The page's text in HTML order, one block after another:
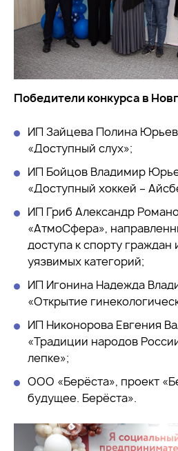
Победители конкурса в
ИП Зайцева Полина
«Доступный слух»;
ИП Бойцов Владимир
«Доступный хоккей –
ИП Гриб Александр
«АтмоСфера»,
доступа к спорту граждан
уязвимых категорий;
ИП Игонина Надежда
«Открытие
ИП Никонорова Евгения
«Традиции народов
лепке»;
ООО «Берёста», проект
будущее. Берёста».